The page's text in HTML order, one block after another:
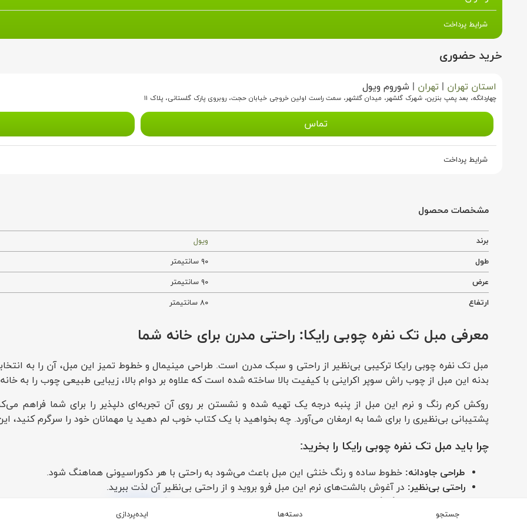
شرایط پرداخت
خرید حضوری
استان تهران | تهران | شوروم ویول
چهاردانگه، بعد پمپ بنزین، شهرک گلشهر، میدان گلشهر، سمت راست اولین خروجی خیابان حجت، روبروی پارک گلستانی، پلاک ۱۱
تماس
شرایط پرداخت
مشخصات محصول
برند
ویول
طول
۹۰ سانتیمتر
عرض
۹۰ سانتیمتر
ارتفاع
۸۰ سانتیمتر
معرفی مبل تک نفره چوبی رایکا: راحتی مدرن برای خانه شما
مبل تک نفره چوبی رایکا ترکیبی بی‌نظیر از راحتی و سبک مدرن است. طراحی مینیمال و خطوط تمیز این مبل، آن را به
بدنه این مبل از چوب راش سوپر اکراینی با کیفیت بالا ساخته شده است که علاوه بر دوام بالا، زیبایی طبیعی چوب را به
روکش کرم رنگ و نرم این مبل از پنبه درجه یک تهیه شده و نشستن بر روی آن تجربه‌ای دلپذیر را برای شما فراهم
پشتیبانی بی‌نظیری را برای شما به ارمغان می‌آورد. چه بخواهید با یک کتاب خوب لم دهید یا مهمانان خود را سرگرم کنید،
چرا باید مبل تک نفره چوبی رایکا را بخرید:
طراحی جاودانه: خطوط ساده و رنگ خنثی این مبل باعث می‌شود به راحتی با هر دکوراسیونی هماهنگ شود.
راحتی بی‌نظیر: در آغوش بالشت‌های نرم این مبل فرو بروید و از راحتی بی‌نظیر آن لذت ببرید.
دوام بالا:
رایکا با استفاده از مواد اولیه با کیفیت ساخته شده است و در برابر استفاده روزمره مقاوم است.
بیشتر جستجو دسته‌ها ایده‌پردازی